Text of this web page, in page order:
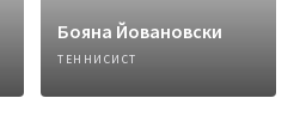
Бояна Йовановски
ТЕННИСИСТ